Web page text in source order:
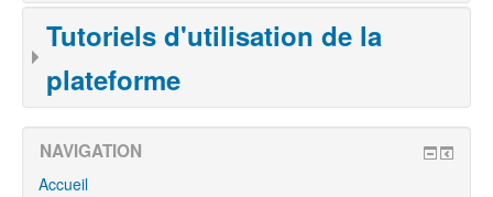
Tutoriels d'utilisation de la
plateforme
NAVIGATION
Accueil